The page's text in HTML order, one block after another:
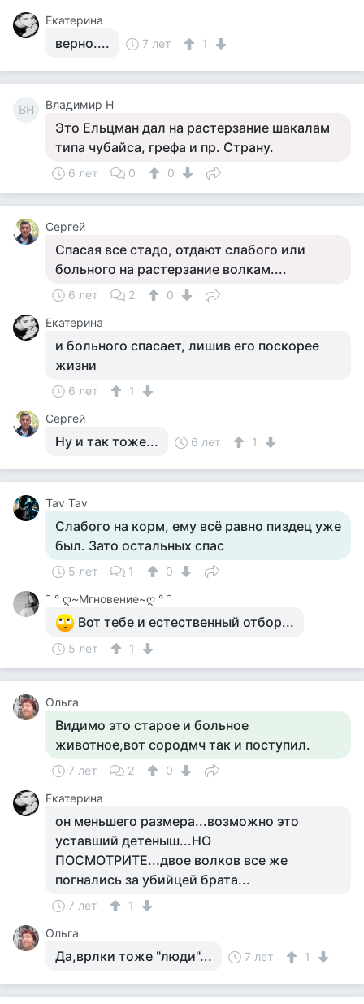
Екатерина
верно.... 7 лет 1
ВН Владимир Н
Это Ельцман дал на растерзание шакалам
типа чубайса, грефа и пр. Страну.
6 лет 0 0
Сергей
Спасая все стадо, отдают слабого или
больного на растерзание волкам....
6 лет 2
0
Екатерина
и больного спасает, лишив его поскорее
жизни
6 лет
1
Сергей
Ну и так тоже... 6 лет 1
Tav Tav
Слабого на корм, ему всё равно пиздец уже
был. Зато остальных спас
5 лет 1
0
˜ ° ღ~Мгновение~ღ ° ˜
Вот тебе и естественный отбор...
5 лет 1
Ольга
Видимо это старое и больное
животное,вот сородмч так и поступил.
7 лет 2
0
Екатерина
он меньшего размера...возможно это
уставший детеныш...НО
ПОСМОТРИТЕ...двое волков все же
погнались за убийцей брата...
7 лет
1
Ольга
Да,врлки тоже "люди"... 7 лет 1